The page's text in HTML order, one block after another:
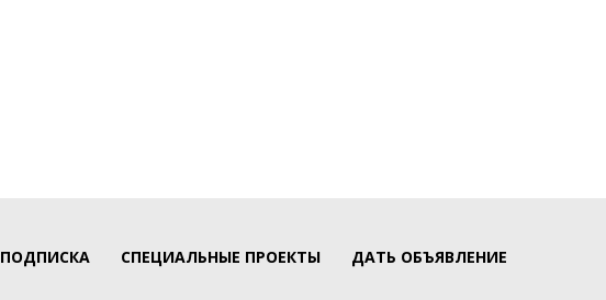
ПОДПИСКА СПЕЦИАЛЬНЫЕ ПРОЕКТЫ ДАТЬ ОБЪЯВЛЕНИЕ